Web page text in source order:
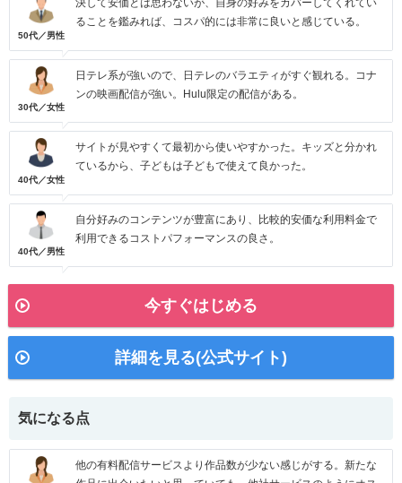
50代／男性
決して安価とは思わないが、自身の好みをカバーしてくれてい
ることを鑑みれば、コスパ的には非常に良いと感じている。
30代／女性
日テレ系が強いので、日テレのバラエティがすぐ観れる。コナ
ンの映画配信が強い。Hulu限定の配信がある。
40代／女性
サイトが見やすくて最初から使いやすかった。キッズと分かれ
ているから、子どもは子どもで使えて良かった。
40代／男性
自分好みのコンテンツが豊富にあり、比較的安価な利用料金で
利用できるコストパフォーマンスの良さ。
今すぐはじめる
詳細を見る(公式サイト)
気になる点
他の有料配信サービスより作品数が少ない感じがする。新たな